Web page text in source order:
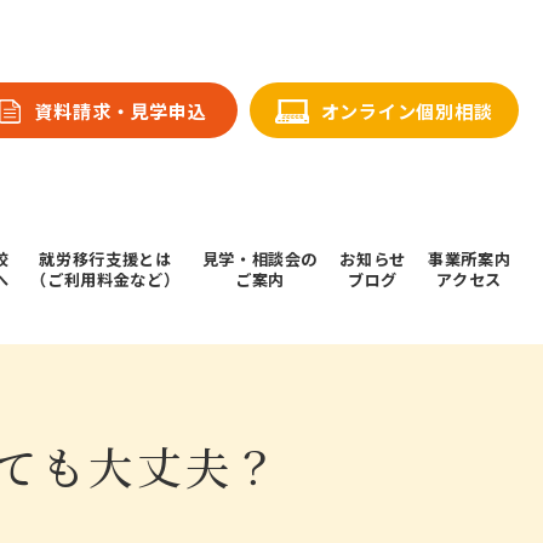
資料請求・⾒学申込 オンライン個別相談
就労移行支援とは
（ご利用料金など）
⾒学・相談会の
ご案内
お知らせ
ブログ
事業所案内
アクセス
も大丈夫？